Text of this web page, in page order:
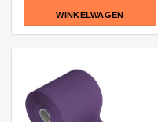
WINKELWAGEN